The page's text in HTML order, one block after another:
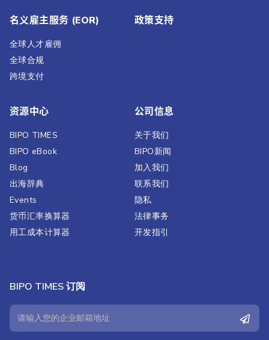
名义雇主服务 (EOR)
全球人才雇佣
全球合规
跨境支付
政策支持
资源中心
BIPO TIMES
BIPO eBook
Blog
出海辞典
Events
货币汇率换算器
用工成本计算器
公司信息
关于我们
BIPO新闻​
加入我们
联系我们
隐私
法律事务
开发指引
BIPO TIMES 订阅